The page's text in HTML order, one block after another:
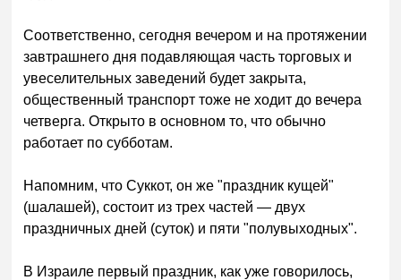
Соответственно, сегодня вечером и на протяжении
завтрашнего дня подавляющая часть торговых и
увеселительных заведений будет закрыта,
общественный транспорт тоже не ходит до вечера
четверга. Открыто в основном то, что обычно
работает по субботам.
Напомним, что Суккот, он же "праздник кущей"
(шалашей), состоит из трех частей — двух
праздничных дней (суток) и пяти "полувыходных".
В Израиле первый праздник, как уже говорилось,